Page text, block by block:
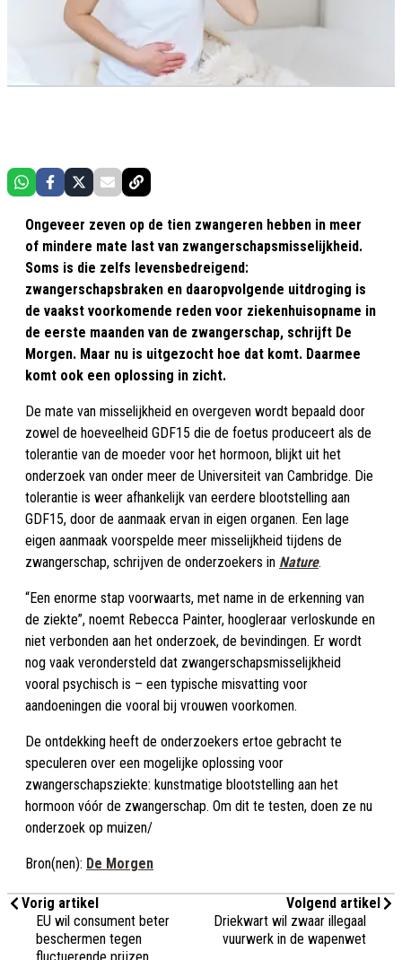
Ongeveer zeven op de tien zwangeren hebben in meer
of mindere mate last van zwangerschapsmisselijkheid.
Soms is die zelfs levensbedreigend:
zwangerschapsbraken en daaropvolgende uitdroging is
de vaakst voorkomende reden voor ziekenhuisopname in
de eerste maanden van de zwangerschap, schrijft De
Morgen. Maar nu is uitgezocht hoe dat komt. Daarmee
komt ook een oplossing in zicht.
De mate van misselijkheid en overgeven wordt bepaald door
zowel de hoeveelheid GDF15 die de foetus produceert als de
tolerantie van de moeder voor het hormoon, blijkt uit het
onderzoek van onder meer de Universiteit van Cambridge. Die
tolerantie is weer afhankelijk van eerdere blootstelling aan
GDF15, door de aanmaak ervan in eigen organen. Een lage
eigen aanmaak voorspelde meer misselijkheid tijdens de
zwangerschap, schrijven de onderzoekers in Nature.
“Een enorme stap voorwaarts, met name in de erkenning van
de ziekte”, noemt Rebecca Painter, hoogleraar verloskunde en
niet verbonden aan het onderzoek, de bevindingen. Er wordt
nog vaak verondersteld dat zwangerschapsmisselijkheid
vooral psychisch is – een typische misvatting voor
aandoeningen die vooral bij vrouwen voorkomen.
De ontdekking heeft de onderzoekers ertoe gebracht te
speculeren over een mogelijke oplossing voor
zwangerschapsziekte: kunstmatige blootstelling aan het
hormoon vóór de zwangerschap. Om dit te testen, doen ze nu
onderzoek op muizen/
Bron(nen): De Morgen
Vorig artikel
EU wil consument beter
beschermen tegen
Volgend artikel
Driekwart wil zwaar illegaal
vuurwerk in de wapenwet